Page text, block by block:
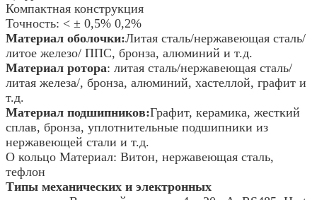
Компактная конструкция
Точность: < ± 0,5% 0,2%
Материал оболочки:Литая сталь/нержавеющая сталь/
литое железо/ ППС, бронза, алюминий и т.д.
Материал ротора: литая сталь/нержавеющая сталь/
литая железа/, бронза, алюминий, хастеллой, графит и
т.д.
Материал подшипников:Графит, керамика, жесткий
сплав, бронза, уплотнительные подшипники из
нержавеющей стали и т.д.
О кольцо Материал: Витон, нержавеющая сталь,
тефлон
Типы механических и электронных